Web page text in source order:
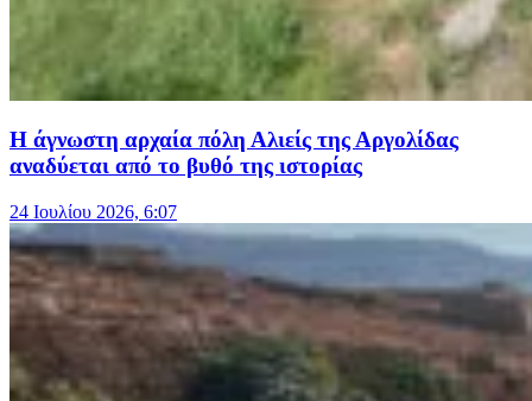
Η άγνωστη αρχαία πόλη Αλιείς της Αργολίδας
αναδύεται από το βυθό της ιστορίας
24 Ιουλίου 2026, 6:07